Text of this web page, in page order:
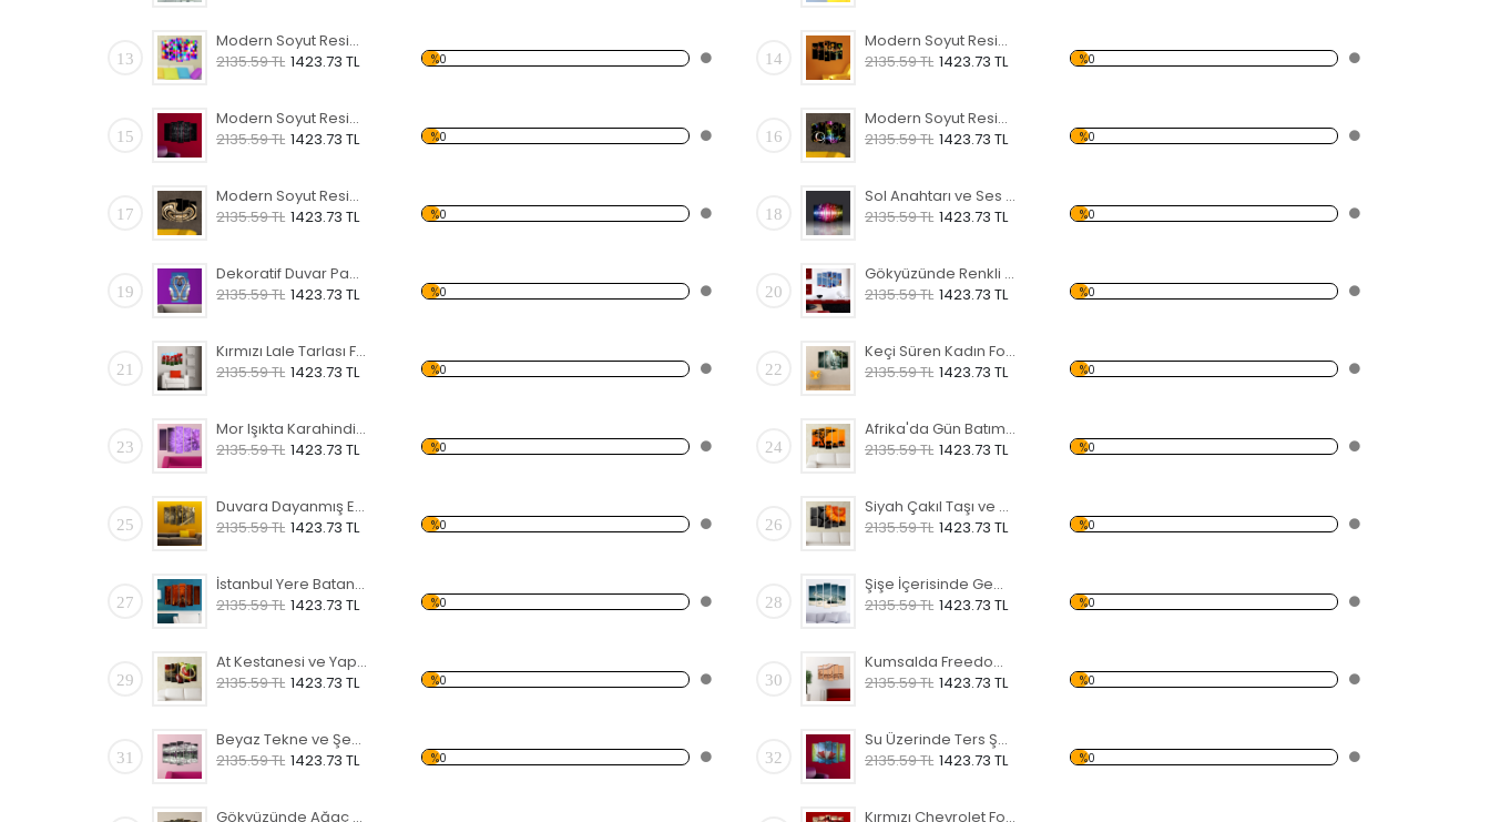
13
Modern Soyut Resim 30 Forex Tablo
2135.59 TL 1423.73 TL %0 14
Modern Soyut Resim 29 Forex Tablo
2135.59 TL 1423.73 TL %0
15
Modern Soyut Resim 28 Forex Tablo
2135.59 TL 1423.73 TL %0 16
Modern Soyut Resim 27 Forex Tablo
2135.59 TL 1423.73 TL %0
17
Modern Soyut Resim 26 Forex Tablo
2135.59 TL 1423.73 TL %0 18
Sol Anahtarı ve Ses Akustik Frekansı Forex Tablo
2135.59 TL 1423.73 TL %0
19
Dekoratif Duvar Panosu
2135.59 TL 1423.73 TL %0 20
Gökyüzünde Renkli Balonlar Forex Tablo
2135.59 TL 1423.73 TL %0
21
Kırmızı Lale Tarlası Forex Tablo
2135.59 TL 1423.73 TL %0 22
Keçi Süren Kadın Forex Tablo
2135.59 TL 1423.73 TL %0
23
Mor Işıkta Karahindiba Çiçeği Forex Tablo
2135.59 TL 1423.73 TL %0 24
Afrika'da Gün Batımı ve Fil Sürüsü Forex Tablo
2135.59 TL 1423.73 TL %0
25
Duvara Dayanmış Eski Bisiklet Forex Tablo
2135.59 TL 1423.73 TL %0 26
Siyah Çakıl Taşı ve Sarı Çiçek Forex Tablo
2135.59 TL 1423.73 TL %0
27
İstanbul Yere Batan Sarnıcı Forex Tablo
2135.59 TL 1423.73 TL %0 28
Şişe İçerisinde Gemi Forex Tablo
2135.59 TL 1423.73 TL %0
29
At Kestanesi ve Yaprak Forex Tablo
2135.59 TL 1423.73 TL %0 30
Kumsalda Freedom Yazısı Forex Tablo
2135.59 TL 1423.73 TL %0
31
Beyaz Tekne ve Şehir Forex Tablo
2135.59 TL 1423.73 TL %0 32
Su Üzerinde Ters Şemsiye Forex Tablo
2135.59 TL 1423.73 TL %0
Gökyüzünde Ağaç ve Ev Forex Tablo
Kırmızı Chevrolet Forex Tablo